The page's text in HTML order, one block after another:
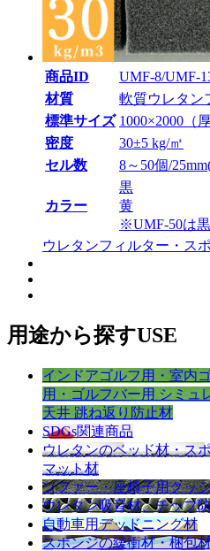
商品ID
UMF-8/UMF-
材質
軟質ウレタン
標準サイズ 1000×2000（
密度
30±5 kg/㎥
セル数
8～50個/
カラー
黒
黄
※UMF-50は
ウレタンフィルター・ス
用途から探すUSE
インドアゴルフ用・室内
用・ゴルフバー用 シミュ
天井 跳ね返り防止材
SDGs関連商品
ウレタンのベッド材・ス
マット材
ソファー・座椅子用クッ
ウレタン吸音材、チップ
自動車用デッドニング材
スポンジの緩衝材・梱包